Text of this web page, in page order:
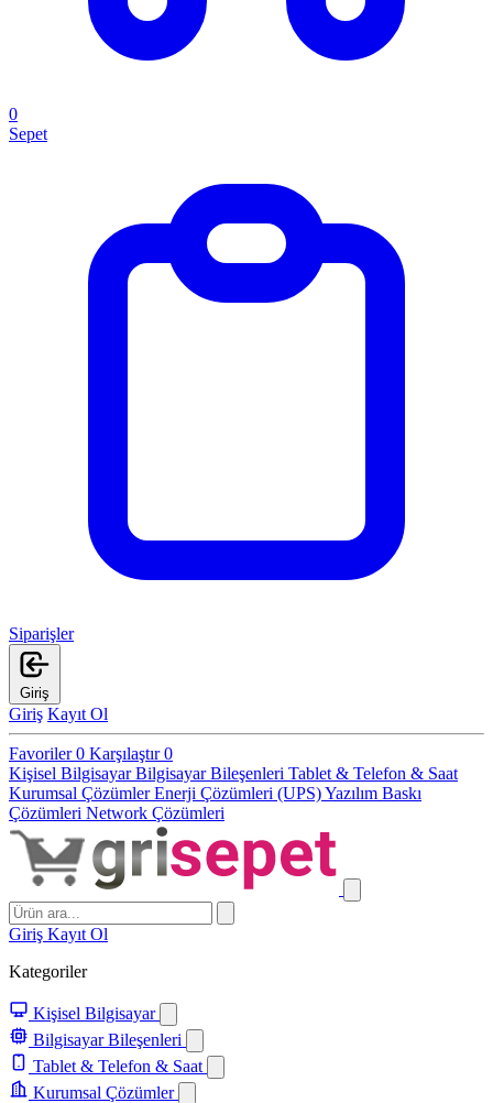
0
Sepet
Siparişler
Giriş
Giriş Kayıt Ol
Favoriler0 Karşılaştır0
Kişisel BilgisayarBilgisayar Bileşenleri Tablet & Telefon & Saat
Kurumsal ÇözümlerEnerji Çözümleri (UPS)Yazılım Baskı
Çözümleri Network Çözümleri
Giriş Kayıt Ol
Kategoriler
Kişisel Bilgisayar
Bilgisayar Bileşenleri
Tablet & Telefon & Saat
Kurumsal Çözümler